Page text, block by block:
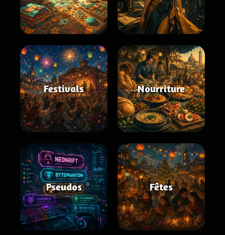
Festivals Nourriture
Pseudos Fêtes